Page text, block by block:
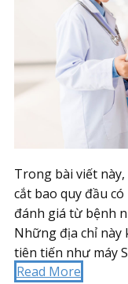
Trong bài viết
cắt bao quy đầu
đánh giá từ bệnh
Những địa chỉ
tiên tiến như máy
Read More